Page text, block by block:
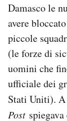
Damasco le
avere
piccole
(le forze di
uomini che
ufficiale dei
Stati Uniti). A
Post